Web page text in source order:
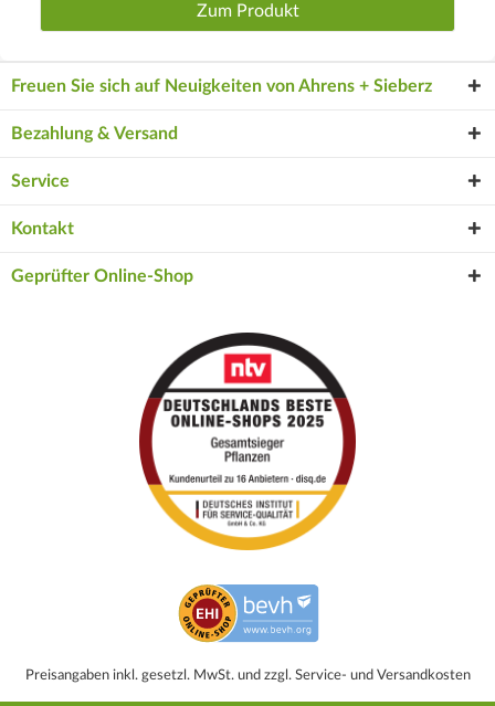
Zum Produkt
Freuen Sie sich auf Neuigkeiten von Ahrens + Sieberz
Bezahlung & Versand
Service
Kontakt
Geprüfter Online-Shop
Preisangaben inkl. gesetzl. MwSt. und zzgl. Service- und Versandkosten